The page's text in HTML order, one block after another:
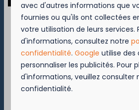
Nieuport
Westende
September =
Geniet van 2 t.e.m. 28
korting op de mosselprijs voor
wanneer je een verblijf boekt!
Deze actie is geldig in de
avec d'autres informations que
fournies ou qu'ils ont collectées
votre utilisation de leurs services.
d'informations, consultez notre
confidentialité.Google utilise des
personnaliser les publicités. Pour
d'informations, veuillez consulter
confidentialité.